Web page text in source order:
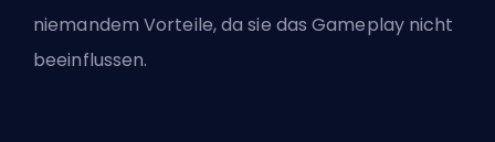
niemandem Vorteile, da sie das Gameplay nicht
beeinflussen.